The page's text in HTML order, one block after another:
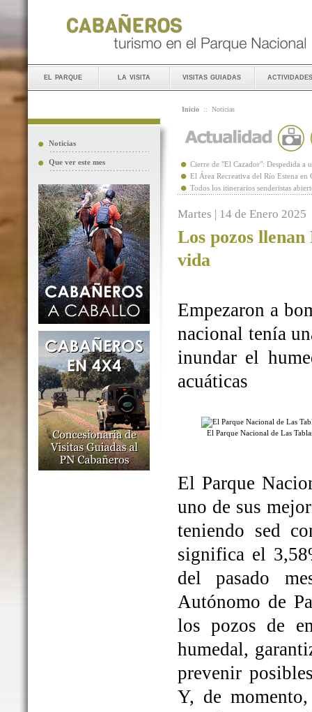
el parque la visita visitas guiadas actividades
Noticias
Que ver este mes
Inicio :: Noticias
Cierre de "El Cazador": Despedida a
El Área Recreativa del Río Estena
Todos los itinerarios senderistas
Martes | 14 de Enero 2025
Los pozos
vida
Empezaron a
nacional tenía
inundar el
acuáticas
El Parque Nacional de Las
El Parque
uno de sus
teniendo sed
significa el
del pasado
Autónomo de
los pozos de
humedal,
prevenir
Y, de